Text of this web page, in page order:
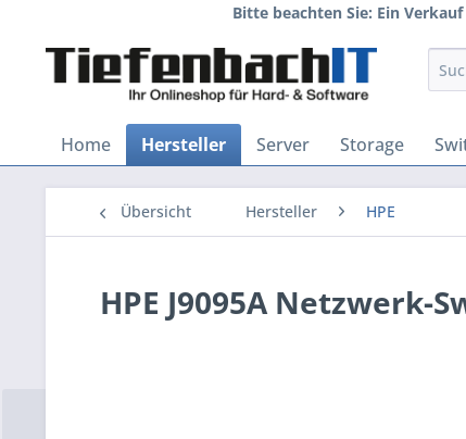
Bitte beachten Sie: Ein
Home Hersteller Server Storage
Übersicht Hersteller HPE
HPE J9095A Netzwerk-